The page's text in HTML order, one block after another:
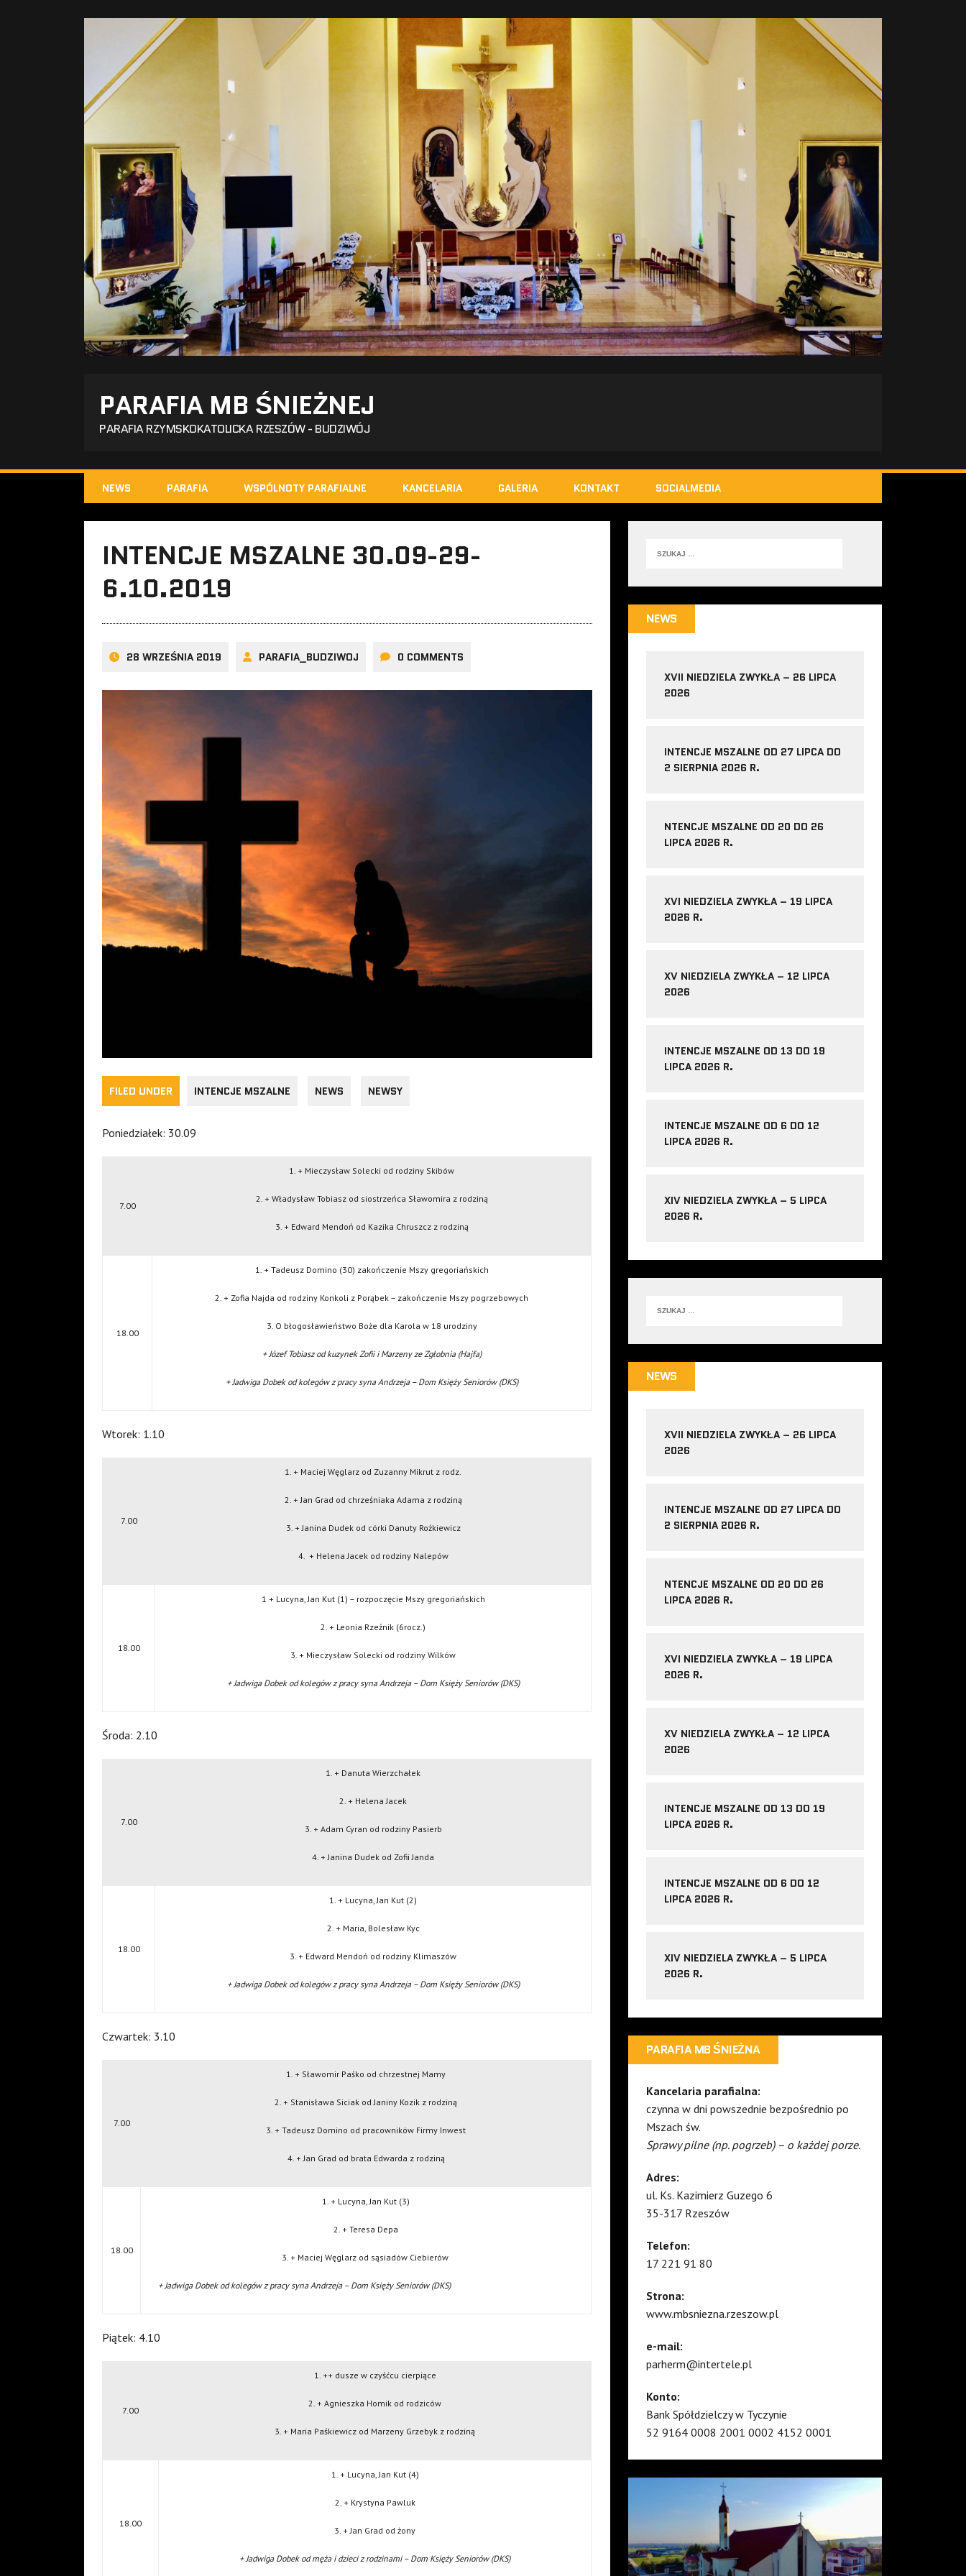
PARAFIA MB ŚNIEŻNEJ
PARAFIA RZYMSKOKATOLICKA RZESZÓW - BUDZIWÓJ
NEWS PARAFIA WSPÓLNOTY PARAFIALNE KANCELARIA GALERIA KONTAKT SOCIALMEDIA
INTENCJE MSZALNE 30.09-29-
6.10.2019
28 WRZEŚNIA 2019 PARAFIA_BUDZIWOJ 0 COMMENTS
FILED UNDER INTENCJE MSZALNE NEWS NEWSY
Poniedziałek: 30.09
7.00
1. + Mieczysław Solecki od rodziny Skibów
2. + Władysław Tobiasz od siostrzeńca Sławomira z rodziną
3. + Edward Mendoń od Kazika Chruszcz z rodziną
18.00
1. + Tadeusz Domino (30) zakończenie Mszy gregoriańskich
2. + Zofia Najda od rodziny Konkoli z Porąbek – zakończenie Mszy pogrzebowych
3. O błogosławieństwo Boże dla Karola w 18 urodziny
+ Józef Tobiasz od kuzynek Zofii i Marzeny ze Zgłobnia (Hajfa)
+ Jadwiga Dobek od kolegów z pracy syna Andrzeja – Dom Księży Seniorów (DKS)
Wtorek: 1.10
7.00
1. + Maciej Węglarz od Zuzanny Mikrut z rodz.
2. + Jan Grad od chrześniaka Adama z rodziną
3. + Janina Dudek od córki Danuty Rożkiewicz
4. + Helena Jacek od rodziny Nalepów
18.00
1 + Lucyna, Jan Kut (1) – rozpoczęcie Mszy gregoriańskich
2. + Leonia Rzeźnik (6rocz.)
3. + Mieczysław Solecki od rodziny Wilków
+ Jadwiga Dobek od kolegów z pracy syna Andrzeja – Dom Księży Seniorów (DKS)
Środa: 2.10
7.00
1. + Danuta Wierzchałek
2. + Helena Jacek
3. + Adam Cyran od rodziny Pasierb
4. + Janina Dudek od Zofii Janda
18.00
1. + Lucyna, Jan Kut (2)
2. + Maria, Bolesław Kyc
3. + Edward Mendoń od rodziny Klimaszów
+ Jadwiga Dobek od kolegów z pracy syna Andrzeja – Dom Księży Seniorów (DKS)
Czwartek: 3.10
7.00
1. + Sławomir Paśko od chrzestnej Mamy
2. + Stanisława Siciak od Janiny Kozik z rodziną
3. + Tadeusz Domino od pracowników Firmy Inwest
4. + Jan Grad od brata Edwarda z rodziną
18.00
1. + Lucyna, Jan Kut (3)
2. + Teresa Depa
3. + Maciej Węglarz od sąsiadów Ciebierów
+ Jadwiga Dobek od kolegów z pracy syna Andrzeja – Dom Księży Seniorów (DKS)
Piątek: 4.10
7.00
1. ++ dusze w czyśćcu cierpiące
2. + Agnieszka Homik od rodziców
3. + Maria Paśkiewicz od Marzeny Grzebyk z rodziną
18.00
1. + Lucyna, Jan Kut (4)
2. + Krystyna Pawluk
3. + Jan Grad od żony
+ Jadwiga Dobek od męża i dzieci z rodzinami – Dom Księży Seniorów (DKS)
NEWS
XVII NIEDZIELA ZWYKŁA – 26 LIPCA
2026
INTENCJE MSZALNE OD 27 LIPCA DO
2 SIERPNIA 2026 R.
NTENCJE MSZALNE OD 20 DO 26
LIPCA 2026 R.
XVI NIEDZIELA ZWYKŁA – 19 LIPCA
2026 R.
XV NIEDZIELA ZWYKŁA – 12 LIPCA
2026
INTENCJE MSZALNE OD 13 DO 19
LIPCA 2026 R.
INTENCJE MSZALNE OD 6 DO 12
LIPCA 2026 R.
XIV NIEDZIELA ZWYKŁA – 5 LIPCA
2026 R.
NEWS
XVII NIEDZIELA ZWYKŁA – 26 LIPCA
2026
INTENCJE MSZALNE OD 27 LIPCA DO
2 SIERPNIA 2026 R.
NTENCJE MSZALNE OD 20 DO 26
LIPCA 2026 R.
XVI NIEDZIELA ZWYKŁA – 19 LIPCA
2026 R.
XV NIEDZIELA ZWYKŁA – 12 LIPCA
2026
INTENCJE MSZALNE OD 13 DO 19
LIPCA 2026 R.
INTENCJE MSZALNE OD 6 DO 12
LIPCA 2026 R.
XIV NIEDZIELA ZWYKŁA – 5 LIPCA
2026 R.
PARAFIA MB ŚNIEŻNA
Kancelaria parafialna:
czynna w dni powszednie bezpośrednio po
Mszach św.
Sprawy pilne (np. pogrzeb) – o każdej porze.
Adres:
ul. Ks. Kazimierz Guzego 6
35-317 Rzeszów
Telefon:
17 221 91 80
Strona:
www.mbsniezna.rzeszow.pl
e-mail:
parherm@intertele.pl
Konto:
Bank Spółdzielczy w Tyczynie
52 9164 0008 2001 0002 4152 0001